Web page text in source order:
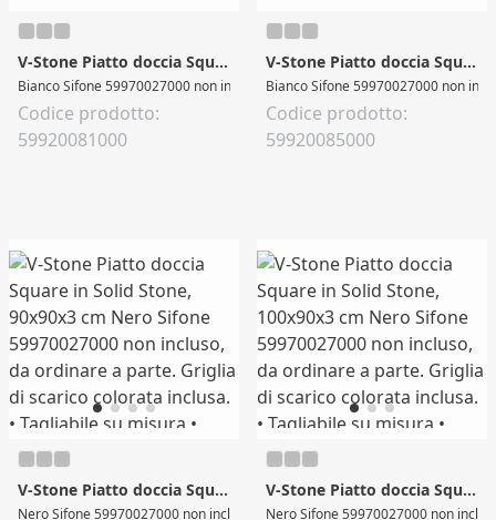
V-Stone Piatto doccia Square in Solid Stone, 80x80x3 cm
Bianco Sifone 59970027000 non incluso, da ordinare a parte. Griglia di
Codice prodotto:
59920081000
V-Stone Piatto doccia Square in Solid Stone, 90x90x3 cm
Bianco Sifone 59970027000 non
Codice prodotto:
59920085000
V-Stone Piatto doccia Square in Solid Stone, 90x90x3 cm
Nero Sifone 59970027000 non incluso, da ordinare a parte. Griglia di
V-Stone Piatto doccia Square in Solid Stone, 100x90x3 cm
Nero Sifone 59970027000 non